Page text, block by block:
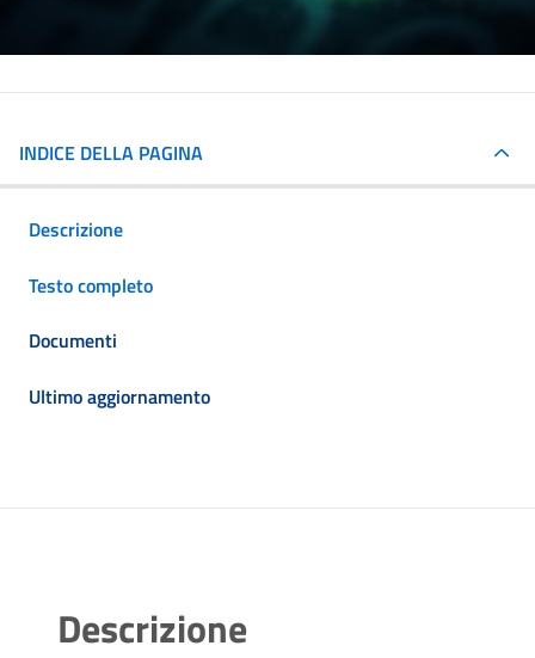
INDICE DELLA PAGINA
Descrizione
Testo completo
Documenti
Ultimo aggiornamento
Descrizione